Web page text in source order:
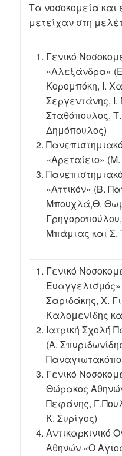
Τα νοσοκομεία και
μετείχαν στη
Γενικό
«Αλεξάνδρα»
Κορομπόκη, Ι.
Σεργεντάνης,
Σταθόπουλος,
Δημόπουλος)
«Αρεταίειο» (Μ.
«Αττικόν» (Β.
Μπουχλά,Θ.
Μπάμιας και Σ.
Γενικό
Σαριδάκης, Χ.
Καλομενίδης
Ιατρική Σχολή
(Α.
Γενικό
Θώρακος
Πεφάνης,
Κ. Συρίγος)
Αντικαρκινικό
Αθηνών «Ο